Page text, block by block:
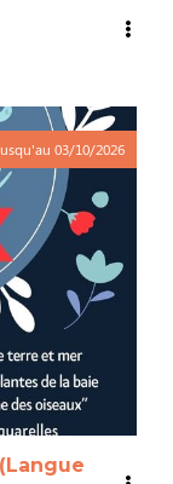
03/10/2026